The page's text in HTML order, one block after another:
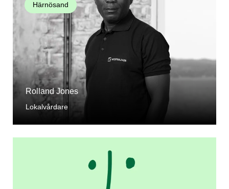
Härnösand
Rolland Jones
Lokalvårdare